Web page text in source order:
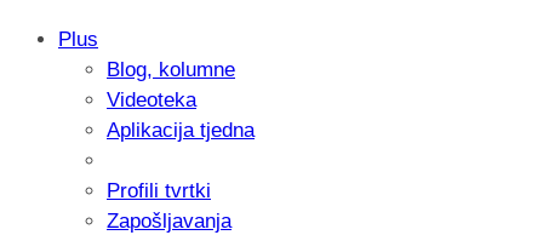
Samsung otkrio kako je nastajala
donijelo tanje i izdržljivije preklopne
Plus
Blog, kolumne
Videoteka
Aplikacija tjedna
Profili tvrtki
Zapošljavanja